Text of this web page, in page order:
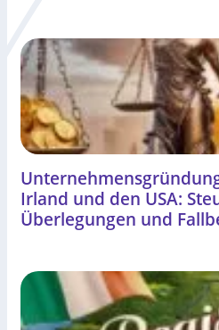
Irland und den USA:
Überlegungen und